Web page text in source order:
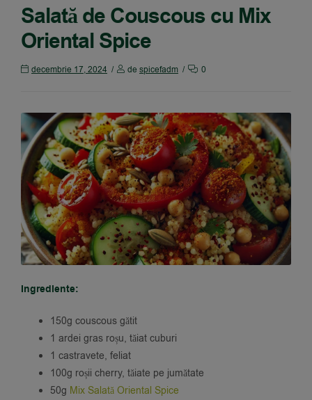
Salată de Couscous cu Mix
Oriental Spice
decembrie 17, 2024 de spicefadm 0
Ingrediente:
150g couscous gătit
1 ardei gras roșu, tăiat cuburi
1 castravete, feliat
100g roșii cherry, tăiate pe jumătate
50g Mix Salată Oriental Spice